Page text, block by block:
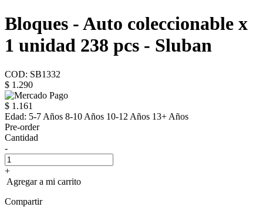
Bloques - Auto coleccionable x
1 unidad 238 pcs - Sluban
COD: SB1332
$ 1.290
$ 1.161
Edad: 5-7 Años 8-10 Años 10-12 Años 13+ Años
Pre-order
Cantidad
-
+
Agregar a mi carrito
Compartir